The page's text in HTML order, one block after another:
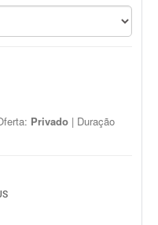
Privado | Duração